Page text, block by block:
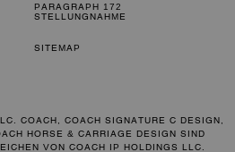
PARAGRAPH 172
STELLUNGNAHME
SITEMAP
COACH, COACH SIGNATURE C DESIGN,
HORSE & CARRIAGE DESIGN SIND
VON COACH IP HOLDINGS LLC.